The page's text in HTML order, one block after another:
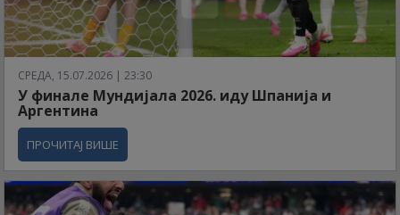
СРЕДА, 15.07.2026 | 23:30
У финале Мундијала 2026. иду Шпанија и
Аргентина
ПРОЧИТАЈ ВИШЕ